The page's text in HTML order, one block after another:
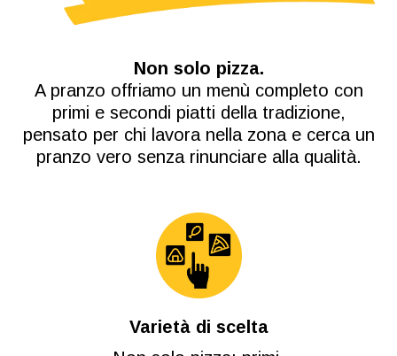
Non solo pizza.
A pranzo offriamo un menù completo con
primi e secondi piatti della tradizione,
pensato per chi lavora nella zona e cerca un
pranzo vero senza rinunciare alla qualità.
Varietà di scelta